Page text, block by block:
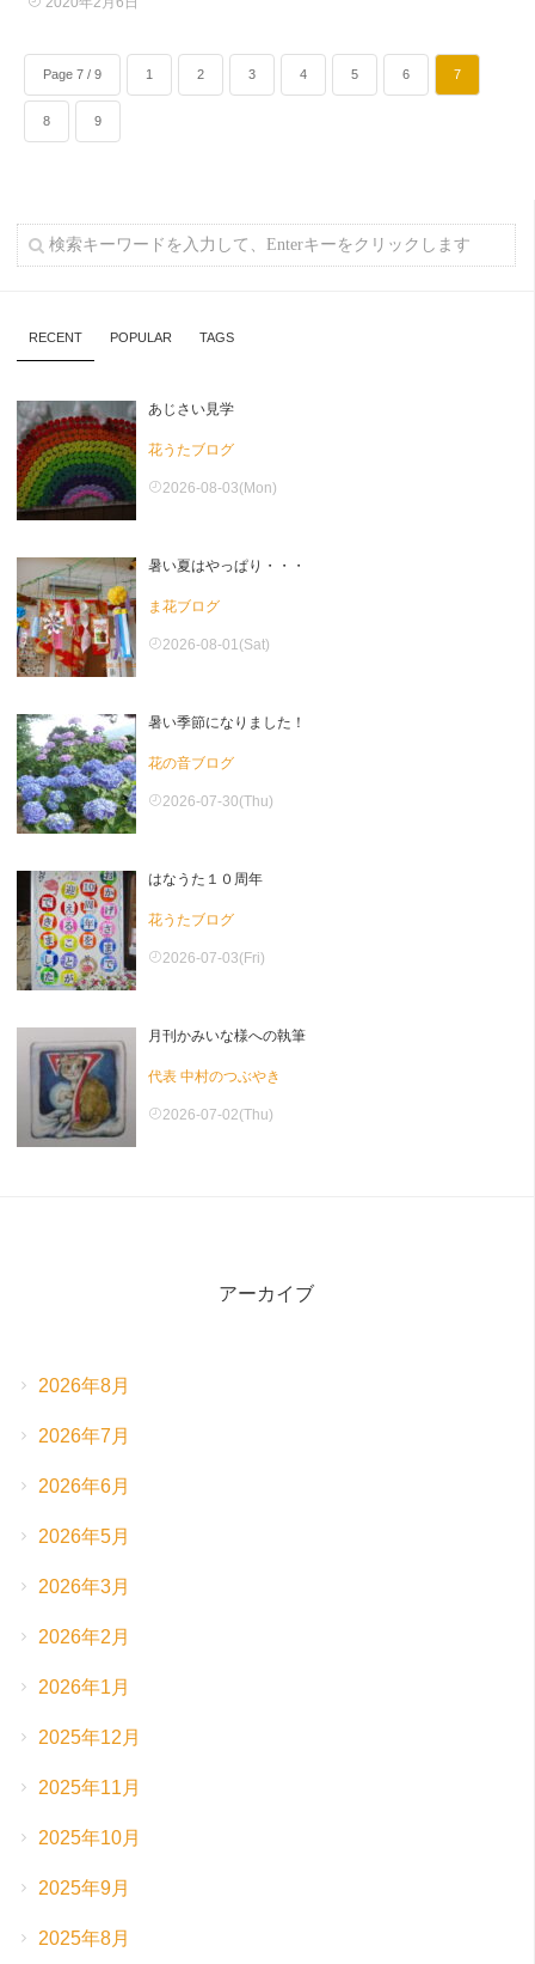
Page 7 / 9 1 2 3 4 5 6 7
8 9
RECENT POPULAR TAGS
あじさい見学
花うたブログ
2026-08-03(Mon)
暑い夏はやっぱり・・・
ま花ブログ
2026-08-01(Sat)
暑い季節になりました！
花の音ブログ
2026-07-30(Thu)
はなうた１０周年
花うたブログ
2026-07-03(Fri)
月刊かみいな様への執筆
代表 中村のつぶやき
2026-07-02(Thu)
アーカイブ
2026年8月
2026年7月
2026年6月
2026年5月
2026年3月
2026年2月
2026年1月
2025年12月
2025年11月
2025年10月
2025年9月
2025年8月